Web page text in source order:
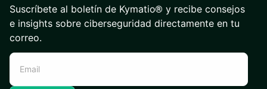
Suscríbete al boletín de Kymatio® y recibe consejos
e insights sobre ciberseguridad directamente en tu
correo.